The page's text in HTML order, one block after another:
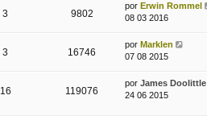
3 9802
por Erwin Rommel
08 03 2016
3 16746
por Marklen
07 08 2015
16 119076
por James Doolittle
24 06 2015